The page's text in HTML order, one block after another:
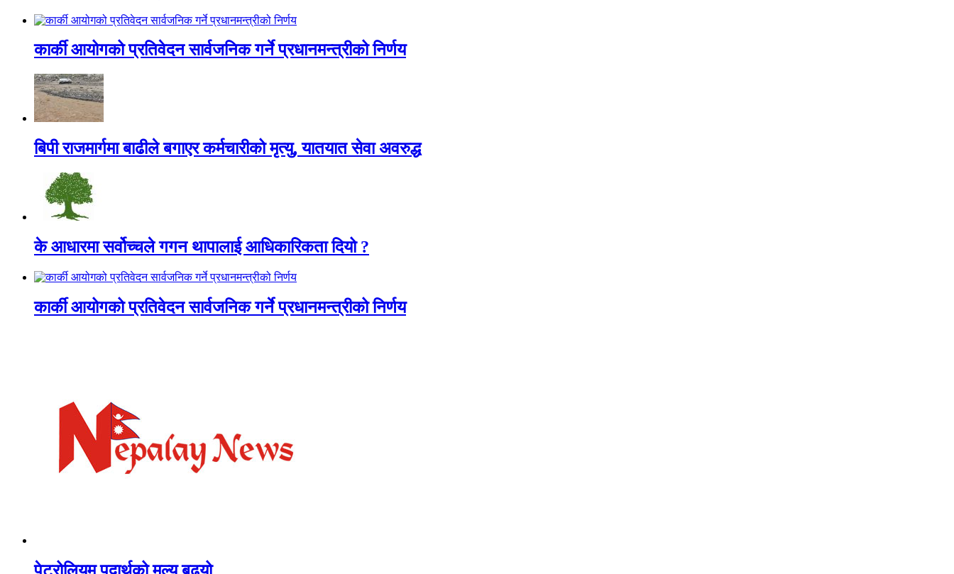
कार्की आयोगको प्रतिवेदन सार्वजनिक गर्ने प्रधानमन्त्रीको निर्णय
बिपी राजमार्गमा बाढीले बगाएर कर्मचारीको मृत्यु, यातयात सेवा अवरुद्ध
के आधारमा सर्वोच्चले गगन थापालाई आधिकारिकता दियो ?
कार्की आयोगको प्रतिवेदन सार्वजनिक गर्ने प्रधानमन्त्रीको निर्णय
पेट्रोलियम पदार्थको मूल्य बढ्यो